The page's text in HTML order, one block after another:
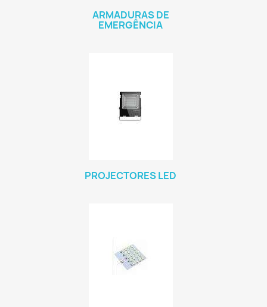
ARMADURAS DE
EMERGÊNCIA
PROJECTORES LED